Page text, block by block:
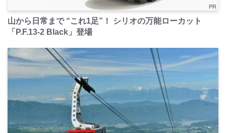
PR
山から日常まで “これ1足”！ シリオの万能ローカット
「P.F.13-2 Black」登場